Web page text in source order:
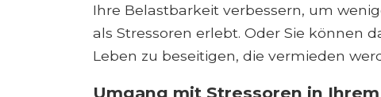
Ihre Belastbarkeit verbessern, um
als Stressoren erlebt. Oder Sie können
Leben zu beseitigen, die vermieden
Umgang mit Stressoren in